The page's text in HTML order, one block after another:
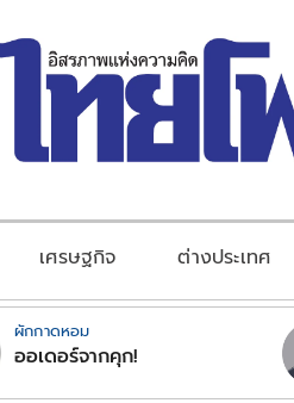
เศรษฐกิจ ต่างประเทศ
ผักกาดหอม
ออเดอร์จากคุก!